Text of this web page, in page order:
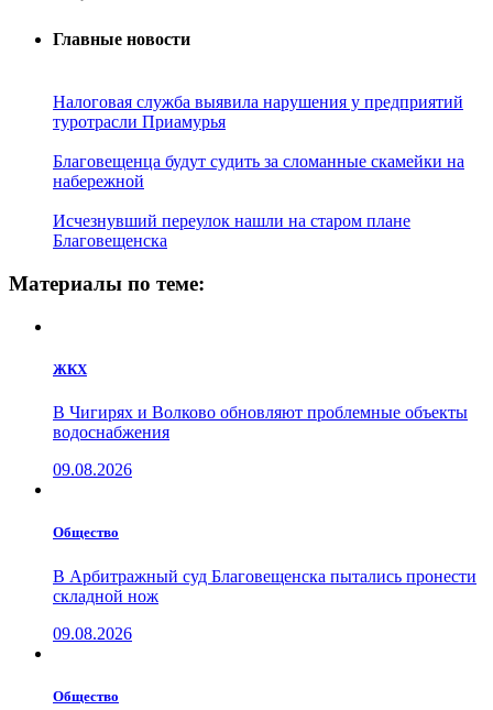
Главные новости
Налоговая служба выявила нарушения у предприятий
туротрасли Приамурья
Благовещенца будут судить за сломанные скамейки на
набережной
Исчезнувший переулок нашли на старом плане
Благовещенска
Материалы по теме:
ЖКХ
В Чигирях и Волково обновляют проблемные объекты
водоснабжения
09.08.2026
Общество
В Арбитражный суд Благовещенска пытались пронести
складной нож
09.08.2026
Общество